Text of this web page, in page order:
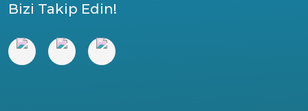
Bizi Takip Edin!